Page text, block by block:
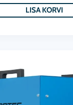
LISA KORVI